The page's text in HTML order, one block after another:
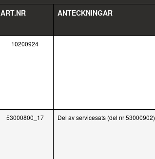
ART.NR ANTECKNINGAR
10200924
53000800_17 Del av servicesats (del nr 53000902)